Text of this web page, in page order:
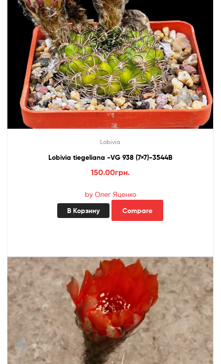
Lobivia
Lobivia tiegeliana -VG 938 (7×7)-3544B
150.00грн.
by Олег Яценко
В Корзину Compare